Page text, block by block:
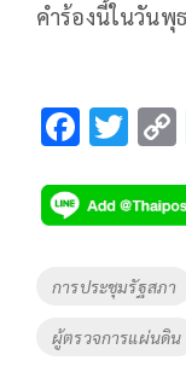
คำร้องนี้ในวันพุ
F
e
b
o
k
T
tt
er
k
Tags
การประชุมรัฐสภา
ผู้ตรวจการแผ่นดิน